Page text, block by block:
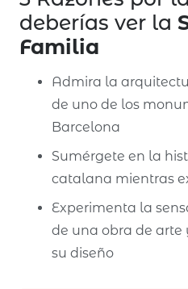
deberías ver la
Familia
Admira la
de uno de los
Barcelona
Sumérgete en la
catalana mientras
Experimenta la
de una obra de
su diseño